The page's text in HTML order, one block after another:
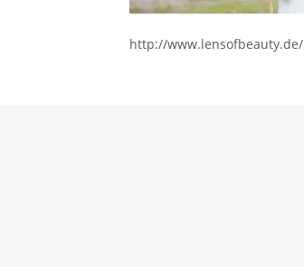
http://www.lensofbeauty.de/